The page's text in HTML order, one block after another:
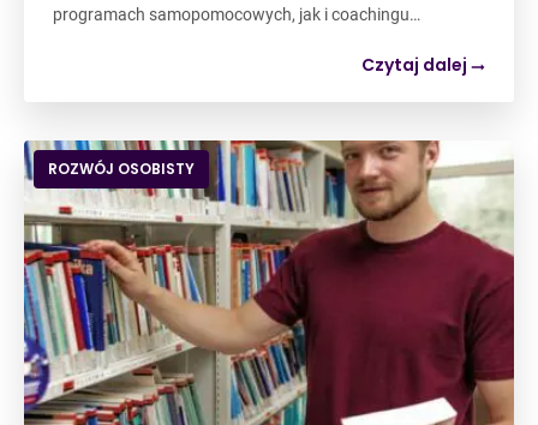
programach samopomocowych, jak i coachingu…
Czytaj dalej
ROZWÓJ OSOBISTY